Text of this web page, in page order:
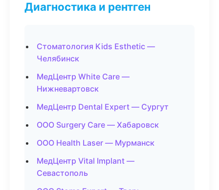
Диагностика и рентген
Стоматология Kids Esthetic —
Челябинск
МедЦентр White Care —
Нижневартовск
МедЦентр Dental Expert — Сургут
ООО Surgery Care — Хабаровск
ООО Health Laser — Мурманск
МедЦентр Vital Implant —
Севастополь